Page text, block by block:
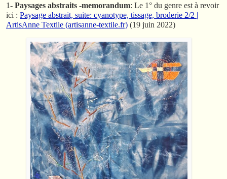
1- Paysages abstraits -memorandum: Le 1° du genre est à revoir
ici : Paysage abstrait, suite: cyanotype, tissage, broderie 2/2 |
ArtisAnne Textile (artisanne-textile.fr) (19 juin 2022)